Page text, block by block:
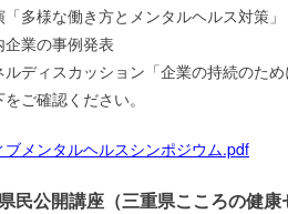
多様な働き方とメンタルヘルス対策」
事例発表
カッション「企業の持続のため
ご確認ください。
メンタルヘルスシンポジウム.pdf
公開講座（三重県こころの健康